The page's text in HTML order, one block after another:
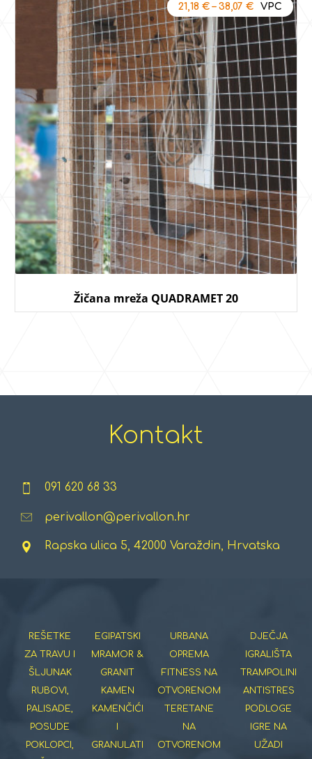
Žičana mreža QUADRAMET 20
21,18 €– 38,07 €
Kontakt
091 620 68 33
perivallon@perivallon.hr
Rapska ulica 5, 42000 Varaždin, Hrvatska
REŠETKE
ZA TRAVU I
ŠLJUNAK
RUBOVI,
PALISADE,
POSUDE
POKLOPCI,
EGIPATSKI
MRAMOR &
GRANIT
KAMEN
KAMENČIĆI
I
GRANULATI
URBANA
OPREMA
FITNESS NA
OTVORENOM
TERETANE
NA
OTVORENOM
DJEČJA
IGRALIŠTA
TRAMPOLINI
ANTISTRES
PODLOGE
IGRE NA
UŽADI